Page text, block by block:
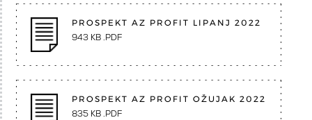
PROSPEKT AZ PROFIT LIPANJ 2022
943 KB .PDF
PROSPEKT AZ PROFIT OŽUJAK 2022
835 KB .PDF